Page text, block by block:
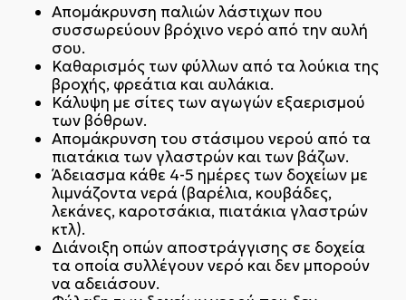
Απομάκρυνση παλιών λάστιχων που
συσσωρεύουν βρόχινο νερό από την αυλή
σου.
Καθαρισμός των φύλλων από τα λούκια της
βροχής, φρεάτια και αυλάκια.
Κάλυψη με σίτες των αγωγών εξαερισμού
των βόθρων.
Απομάκρυνση του στάσιμου νερού από τα
πιατάκια των γλαστρών και των βάζων.
Άδειασμα κάθε 4-5 ημέρες των δοχείων με
λιμνάζοντα νερά (βαρέλια, κουβάδες,
λεκάνες, καροτσάκια, πιατάκια γλαστρών
κτλ).
Διάνοιξη οπών αποστράγγισης σε δοχεία
τα οποία συλλέγουν νερό και δεν μπορούν
να αδειάσουν.